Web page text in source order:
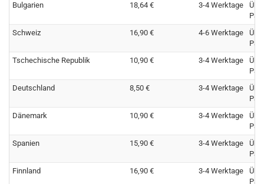
Bulgarien
18,64 € 3-4 Werktage
Schweiz
16,90 € 4-6 Werktage
Tschechische Republik
10,90 € 3-4 Werktage
Deutschland
8,50 € 3-4 Werktage
Dänemark
10,90 € 3-4 Werktage
Spanien
15,90 € 3-4 Werktage
Finnland
16,90 € 3-4 Werktage